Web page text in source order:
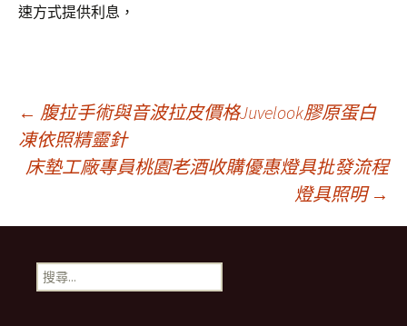
速方式提供利息，
文
章
導
覽
← 腹拉手術與音波拉皮價格Juvelook膠原蛋白
凍依照精靈針
床墊工廠專員桃園老酒收購優惠燈具批發流程
燈具照明 →
搜
尋